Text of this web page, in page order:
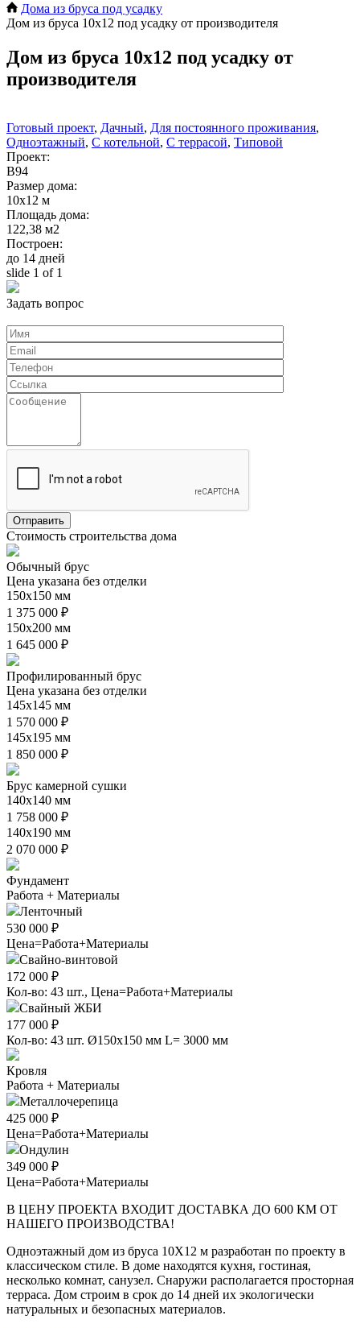
Дома из бруса под усадку
Дом из бруса 10х12 под усадку от производителя
Дом из бруса 10х12 под усадку от
производителя
Готовый проект, Дачный, Для постоянного проживания,
Одноэтажный, С котельной, С террасой, Типовой
Проект:
В94
Размер дома:
10х12 м
Площадь дома:
122,38 м2
Построен:
до 14 дней
slide 1 of 1
Задать вопрос
Стоимость строительства дома
Обычный брус
Цена указана без отделки
150х150 мм
1 375 000 ₽
150х200 мм
1 645 000 ₽
Профилированный брус
Цена указана без отделки
145х145 мм
1 570 000 ₽
145х195 мм
1 850 000 ₽
Брус камерной сушки
140х140 мм
1 758 000 ₽
140х190 мм
2 070 000 ₽
Фундамент
Работа + Материалы
Ленточный
530 000 ₽
Цена=Работа+Материалы
Свайно-винтовой
172 000 ₽
Кол-во: 43 шт., Цена=Работа+Материалы
Свайный ЖБИ
177 000 ₽
Кол-во: 43 шт. Ø150х150 мм L= 3000 мм
Кровля
Работа + Материалы
Металлочерепица
425 000 ₽
Цена=Работа+Материалы
Ондулин
349 000 ₽
Цена=Работа+Материалы
В ЦЕНУ ПРОЕКТА ВХОДИТ ДОСТАВКА ДО 600 КМ ОТ
НАШЕГО ПРОИЗВОДСТВА!
Одноэтажный дом из бруса 10Х12 м разработан по проекту в
классическом стиле. В доме находятся кухня, гостиная,
несколько комнат, санузел. Снаружи располагается просторная
терраса. Дом строим в срок до 14 дней их экологически
натуральных и безопасных материалов.